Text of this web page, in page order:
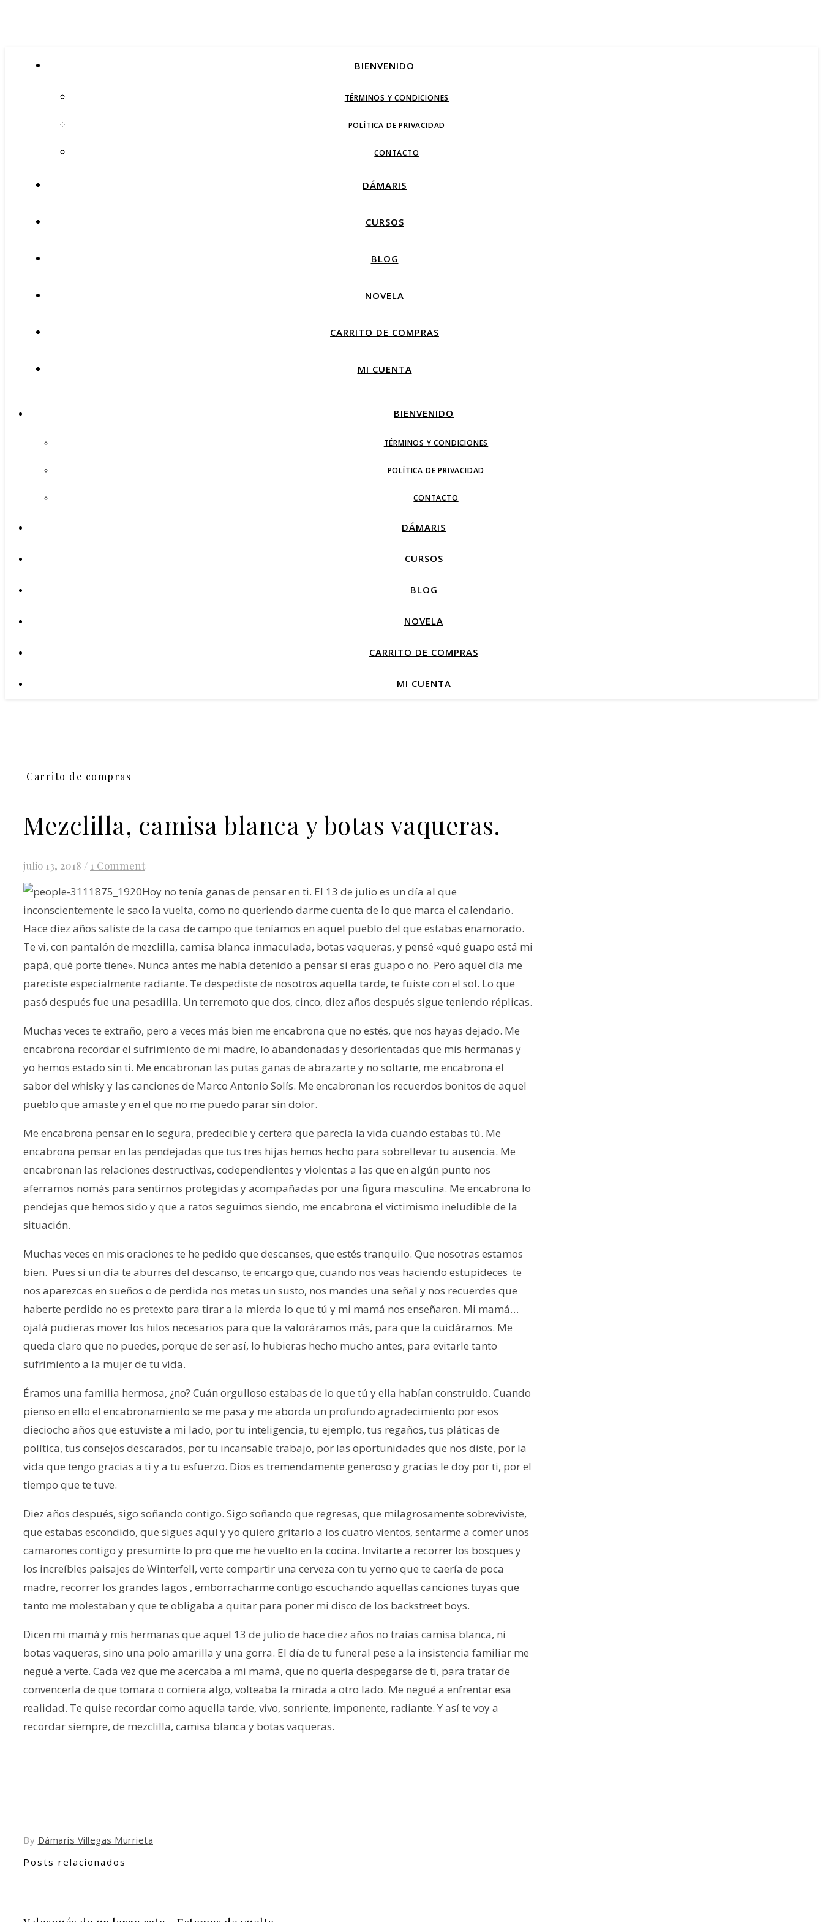
BIENVENIDO
TÉRMINOS Y CONDICIONES
POLÍTICA DE PRIVACIDAD
CONTACTO
DÁMARIS
CURSOS
BLOG
NOVELA
CARRITO DE COMPRAS
MI CUENTA
BIENVENIDO
TÉRMINOS Y CONDICIONES
POLÍTICA DE PRIVACIDAD
CONTACTO
DÁMARIS
CURSOS
BLOG
NOVELA
CARRITO DE COMPRAS
MI CUENTA
Carrito de compras
Mezclilla, camisa blanca y botas vaqueras.
julio 13, 2018 / 1 Comment
Hoy no tenía ganas de pensar en ti. El 13 de julio es un día al que
inconscientemente le saco la vuelta, como no queriendo darme cuenta de lo que marca el calendario.
Hace diez años saliste de la casa de campo que teníamos en aquel pueblo del que estabas enamorado.
Te vi, con pantalón de mezclilla, camisa blanca inmaculada, botas vaqueras, y pensé «qué guapo está mi
papá, qué porte tiene». Nunca antes me había detenido a pensar si eras guapo o no. Pero aquel día me
pareciste especialmente radiante. Te despediste de nosotros aquella tarde, te fuiste con el sol. Lo que
pasó después fue una pesadilla. Un terremoto que dos, cinco, diez años después sigue teniendo réplicas.
Muchas veces te extraño, pero a veces más bien me encabrona que no estés, que nos hayas dejado. Me
encabrona recordar el sufrimiento de mi madre, lo abandonadas y desorientadas que mis hermanas y
yo hemos estado sin ti. Me encabronan las putas ganas de abrazarte y no soltarte, me encabrona el
sabor del whisky y las canciones de Marco Antonio Solís. Me encabronan los recuerdos bonitos de aquel
pueblo que amaste y en el que no me puedo parar sin dolor.
Me encabrona pensar en lo segura, predecible y certera que parecía la vida cuando estabas tú. Me
encabrona pensar en las pendejadas que tus tres hijas hemos hecho para sobrellevar tu ausencia. Me
encabronan las relaciones destructivas, codependientes y violentas a las que en algún punto nos
aferramos nomás para sentirnos protegidas y acompañadas por una figura masculina. Me encabrona lo
pendejas que hemos sido y que a ratos seguimos siendo, me encabrona el victimismo ineludible de la
situación.
Muchas veces en mis oraciones te he pedido que descanses, que estés tranquilo. Que nosotras estamos
bien. Pues si un día te aburres del descanso, te encargo que, cuando nos veas haciendo estupideces te
nos aparezcas en sueños o de perdida nos metas un susto, nos mandes una señal y nos recuerdes que
haberte perdido no es pretexto para tirar a la mierda lo que tú y mi mamá nos enseñaron. Mi mamá…
ojalá pudieras mover los hilos necesarios para que la valoráramos más, para que la cuidáramos. Me
queda claro que no puedes, porque de ser así, lo hubieras hecho mucho antes, para evitarle tanto
sufrimiento a la mujer de tu vida.
Éramos una familia hermosa, ¿no? Cuán orgulloso estabas de lo que tú y ella habían construido. Cuando
pienso en ello el encabronamiento se me pasa y me aborda un profundo agradecimiento por esos
dieciocho años que estuviste a mi lado, por tu inteligencia, tu ejemplo, tus regaños, tus pláticas de
política, tus consejos descarados, por tu incansable trabajo, por las oportunidades que nos diste, por la
vida que tengo gracias a ti y a tu esfuerzo. Dios es tremendamente generoso y gracias le doy por ti, por el
tiempo que te tuve.
Diez años después, sigo soñando contigo. Sigo soñando que regresas, que milagrosamente sobreviviste,
que estabas escondido, que sigues aquí y yo quiero gritarlo a los cuatro vientos, sentarme a comer unos
camarones contigo y presumirte lo pro que me he vuelto en la cocina. Invitarte a recorrer los bosques y
los increíbles paisajes de Winterfell, verte compartir una cerveza con tu yerno que te caería de poca
madre, recorrer los grandes lagos , emborracharme contigo escuchando aquellas canciones tuyas que
tanto me molestaban y que te obligaba a quitar para poner mi disco de los backstreet boys.
Dicen mi mamá y mis hermanas que aquel 13 de julio de hace diez años no traías camisa blanca, ni
botas vaqueras, sino una polo amarilla y una gorra. El día de tu funeral pese a la insistencia familiar me
negué a verte. Cada vez que me acercaba a mi mamá, que no quería despegarse de ti, para tratar de
convencerla de que tomara o comiera algo, volteaba la mirada a otro lado. Me negué a enfrentar esa
realidad. Te quise recordar como aquella tarde, vivo, sonriente, imponente, radiante. Y así te voy a
recordar siempre, de mezclilla, camisa blanca y botas vaqueras.
By Dámaris Villegas Murrieta
Posts relacionados